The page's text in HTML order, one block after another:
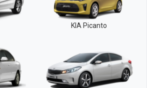
KIA Picanto